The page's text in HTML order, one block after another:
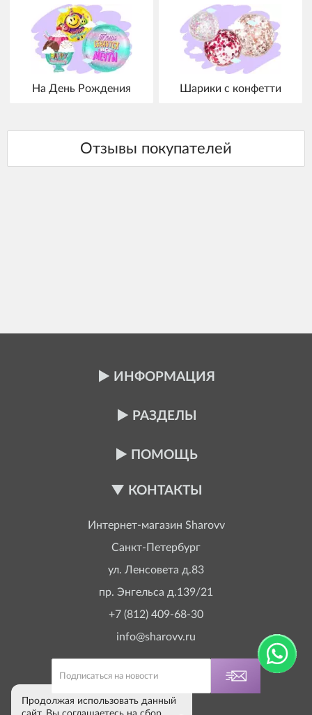
На День Рождения Шарики с конфетти
ИНФОРМАЦИЯ
РАЗДЕЛЫ
ПОМОЩЬ
КОНТАКТЫ
Интернет-магазин Sharovv
Санкт-Петербург
ул. Ленсовета д.83
пр. Энгельса д.139/21
+7 (812) 409-68-30
info@sharovv.ru
Продолжая использовать данный